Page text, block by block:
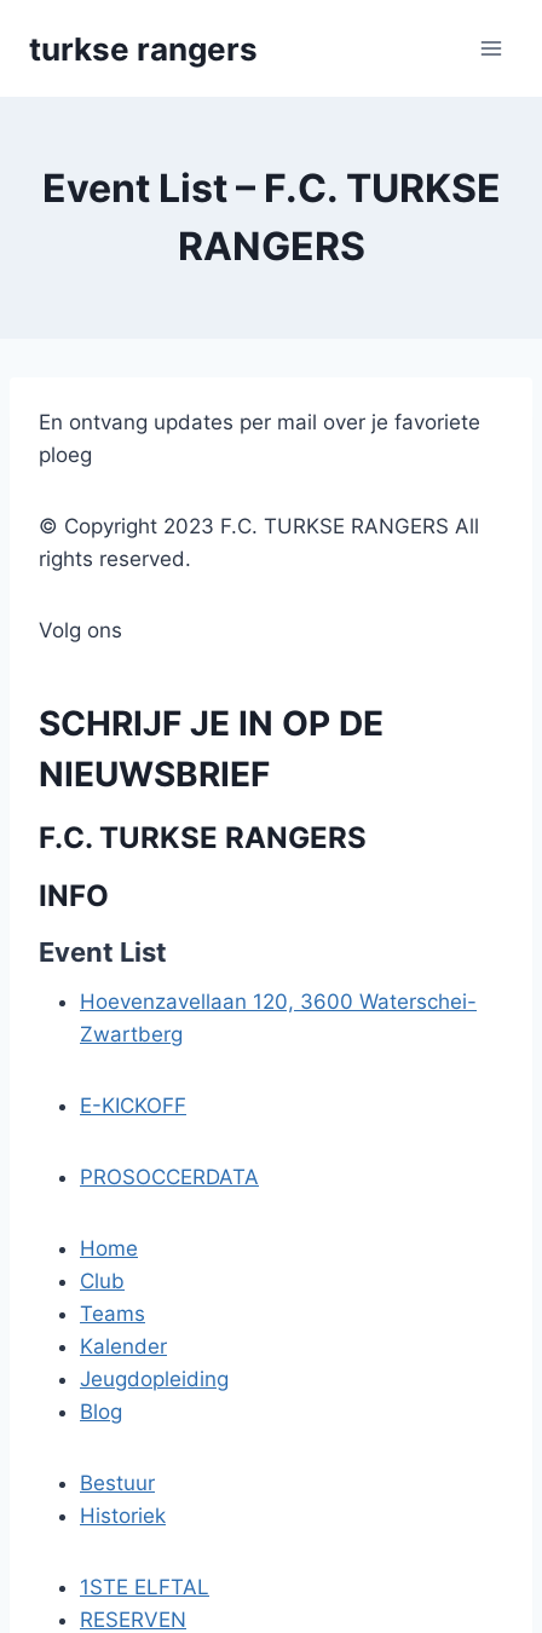
turkse rangers
Event List – F.C. TURKSE
RANGERS
En ontvang updates per mail over je favoriete
ploeg
© Copyright 2023 F.C. TURKSE RANGERS All
rights reserved.
Volg ons
SCHRIJF JE IN OP DE
NIEUWSBRIEF
F.C. TURKSE RANGERS
INFO
Event List
Hoevenzavellaan 120, 3600 Waterschei-
Zwartberg
E-KICKOFF
PROSOCCERDATA
Home
Club
Teams
Kalender
Jeugdopleiding
Blog
Bestuur
Historiek
1STE ELFTAL
RESERVEN